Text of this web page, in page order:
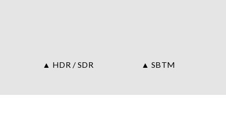
▲ HDR / SDR ▲ SBTM